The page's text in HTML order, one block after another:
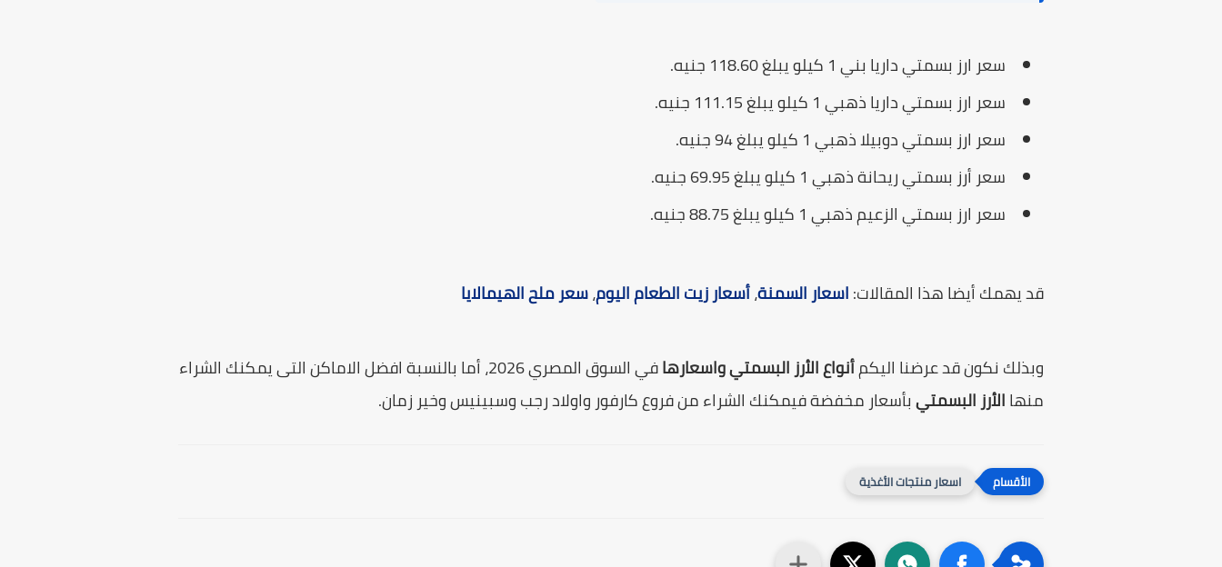
سعر ارز بسمتي داريا بني 1 كيلو يبلغ 118.60 جنيه.
سعر ارز بسمتي داريا ذهبي 1 كيلو يبلغ 111.15 جنيه.
سعر ارز بسمتي دوبيلا ذهبي 1 كيلو يبلغ 94 جنيه.
سعر أرز بسمتي ريحانة ذهبي 1 كيلو يبلغ 69.95 جنيه.
سعر ارز بسمتي الزعيم ذهبي 1 كيلو يبلغ 88.75 جنيه.
قد يهمك أيضا هذا المقالات:اسعار السمنة،أسعار زيت الطعام اليوم،سعر ملح الهيمالايا
وبذلك نكون قد عرضنا اليكمأنواع الأرز البسمتي واسعارها
في السوق المصري 2026، أما بالنسبة افضل الاماكن التى يمكنك الشراء
منهاالأرز البسمتيبأسعار مخفضة فيمكنك الشراء من فروع كارفور واولاد رجب وسبينيس وخير زمان.
اسعار منتجات الأغذية